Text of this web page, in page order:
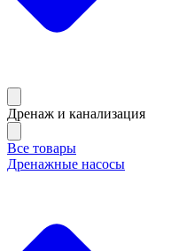
Дренаж и канализация
Все товары
Дренажные насосы